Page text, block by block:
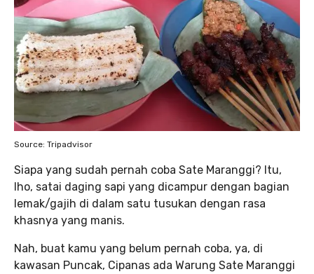
Source: Tripadvisor
Siapa yang sudah pernah coba Sate Maranggi? Itu,
lho, satai daging sapi yang dicampur dengan bagian
lemak/gajih di dalam satu tusukan dengan rasa
khasnya yang manis.
Nah, buat kamu yang belum pernah coba, ya, di
kawasan Puncak, Cipanas ada Warung Sate Maranggi